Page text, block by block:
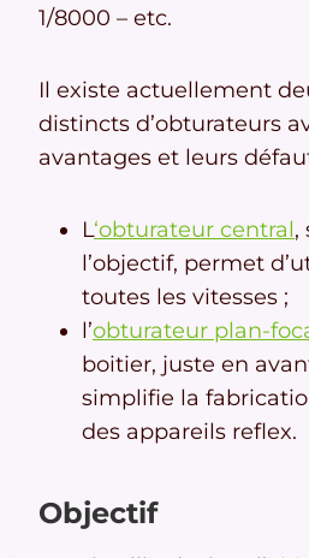
1/8000 – etc.
Il existe actuellement
distincts d’obturateurs
avantages et leurs
L‘obturateur central,
l’objectif, permet
toutes les vitesses ;
l’obturateur plan-
boitier, juste en
simplifie la
des appareils reflex.
Objectif